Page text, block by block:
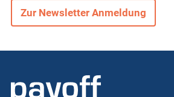
Zur Newsletter Anmeldung